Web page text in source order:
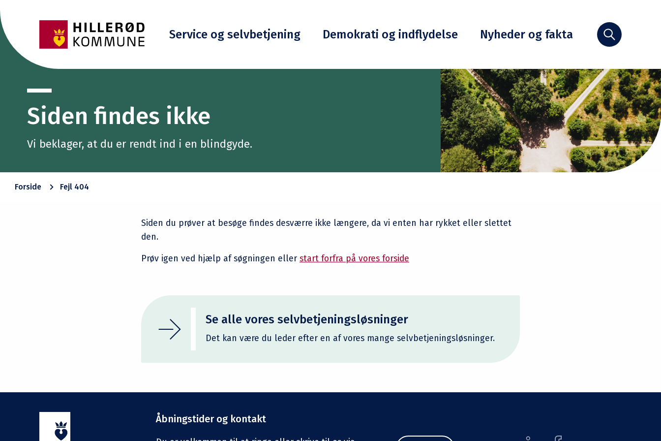
Service og selvbetjening Demokrati og indflydelse Nyheder og fakta Søg
Siden findes ikke
Vi beklager, at du er rendt ind i en blindgyde.
Forside Fejl 404
Siden du prøver at besøge findes desværre ikke længere, da vi enten har rykket eller slettet
den.
Prøv igen ved hjælp af søgningen eller start forfra på vores forside
Se alle vores selvbetjeningsløsninger
Det kan være du leder efter en af vores mange selvbetjeningsløsninger.
Åbningstider og kontakt